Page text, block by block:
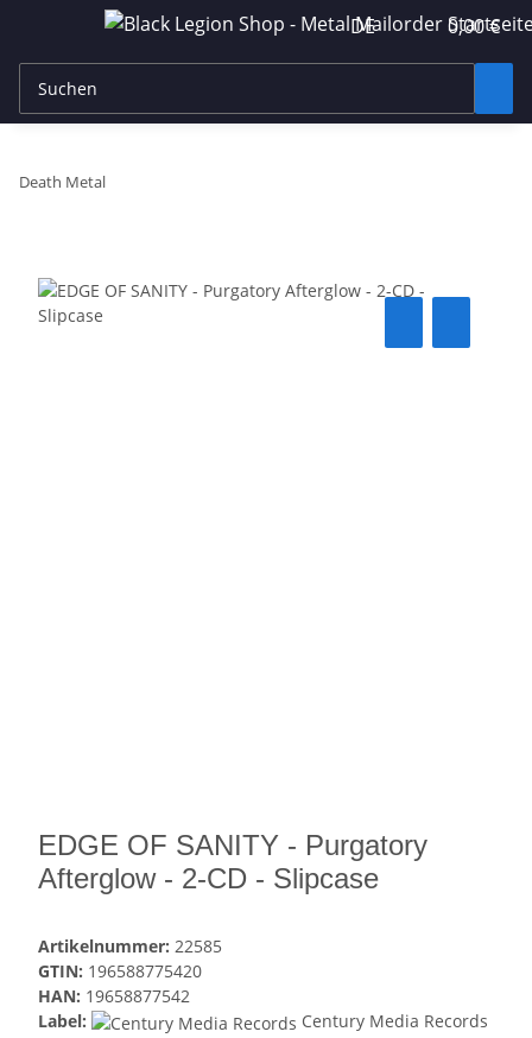
DE 0,00 €
Death Metal
EDGE OF SANITY - Purgatory
Afterglow - 2-CD - Slipcase
Artikelnummer: 22585
GTIN: 196588775420
HAN: 19658877542
Label:
Century Media Records